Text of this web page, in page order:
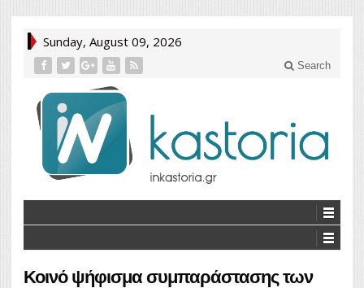
Sunday, August 09, 2026
Search
Κοινό ψήφισμα συμπαράστασης των